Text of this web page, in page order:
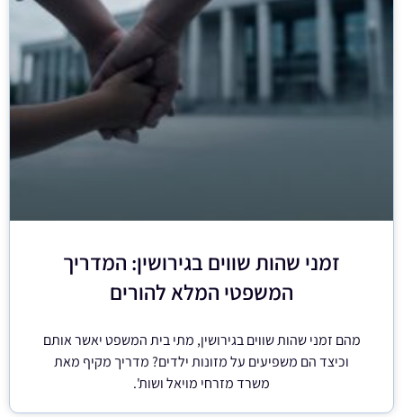
זמני שהות שווים בגירושין: המדריך
המשפטי המלא להורים
מהם זמני שהות שווים בגירושין, מתי בית המשפט יאשר אותם
וכיצד הם משפיעים על מזונות ילדים? מדריך מקיף מאת
משרד מזרחי מויאל ושות'.